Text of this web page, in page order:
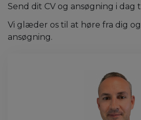
Send dit CV og ansøgning i dag
Vi glæder os til at høre fra dig
ansøgning.